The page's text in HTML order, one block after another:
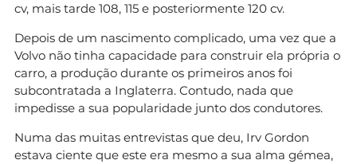
cv, mais tarde 108, 115 e posteriormente 120 cv.
Depois de um nascimento complicado, uma vez que a
Volvo não tinha capacidade para construir ela própria o
carro, a produção durante os primeiros anos foi
subcontratada a Inglaterra. Contudo, nada que
impedisse a sua popularidade junto dos condutores.
Numa das muitas entrevistas que deu, Irv Gordon
estava ciente que este era mesmo a sua alma gémea,